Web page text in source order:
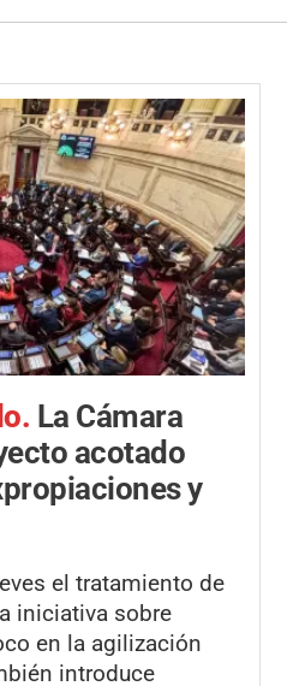
La Cámara
acotado
y
el tratamiento de
iniciativa sobre
en la agilización
introduce